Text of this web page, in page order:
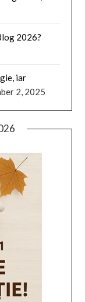
2026?
iar
2, 2025